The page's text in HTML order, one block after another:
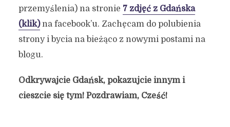
przemyślenia) na stronie 7 zdjęć z Gdańska
(klik)na facebook’u. Zachęcam do polubienia
strony i bycia na bieżąco z nowymi postami na
blogu.
Odkrywajcie Gdańsk, pokazujcie innym i
cieszcie się tym! Pozdrawiam, Cześć!